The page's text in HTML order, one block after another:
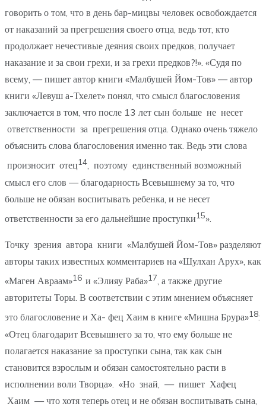
говорить о том, что в день бар-мицвы человек освобождается
от наказаний за прегрешения своего отца, ведь тот, кто
продолжает нечестивые деяния своих предков, получает
наказание и за свои грехи, и за грехи предков?!». «Судя по
всему, — пишет автор книги «Малбушей Йом-Тов» — автор
книги «Левуш а-Тхелет» понял, что смысл благословения
заключается в том, что после 13 лет сын больше не несет
ответственности за прегрешения отца. Однако очень тяжело
объяснить слова благословения именно так. Ведь эти слова
произносит отец14, поэтому единственный возможный
смысл его слов — благодарность Всевышнему за то, что
больше не обязан воспитывать ребенка, и не несет
ответственности за его дальнейшие проступки15».
Точку зрения автора книги «Малбушей Йом-Тов» разделяют
авторы таких известных комментариев на «Шулхан Арух», как
«Маген Авраам»16 и «Элияу Раба»17, а также другие
авторитеты Торы. В соответствии с этим мнением объясняет
это благословение и Ха- фец Хаим в книге «Мишна Брура»18:
«Отец благодарит Всевышнего за то, что ему больше не
полагается наказание за проступки сына, так как сын
становится взрослым и обязан самостоятельно расти в
исполнении воли Творца». «Но знай, — пишет Хафец
Хаим — что хотя теперь отец и не обязан воспитывать сына,